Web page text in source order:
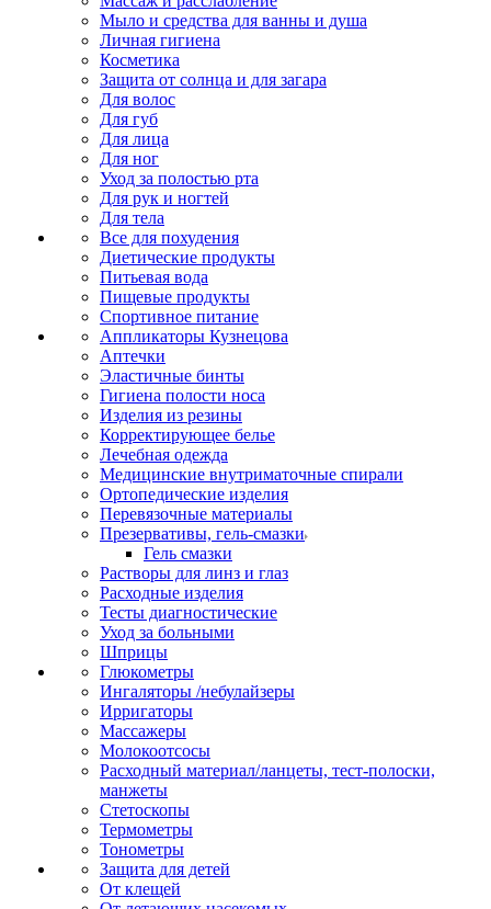
Мыло и средства для ванны и душа
Личная гигиена
Косметика
Защита от солнца и для загара
Для волос
Для губ
Для лица
Для ног
Уход за полостью рта
Для рук и ногтей
Для тела
Все для похудения
Диетические продукты
Питьевая вода
Пищевые продукты
Спортивное питание
Аппликаторы Кузнецова
Аптечки
Эластичные бинты
Гигиена полости носа
Изделия из резины
Корректирующее белье
Лечебная одежда
Медицинские внутриматочные спирали
Ортопедические изделия
Перевязочные материалы
Презервативы, гель-смазки
Гель смазки
Растворы для линз и глаз
Расходные изделия
Тесты диагностические
Уход за больными
Шприцы
Глюкометры
Ингаляторы /небулайзеры
Ирригаторы
Массажеры
Молокоотсосы
Расходный материал/ланцеты, тест-полоски,
манжеты
Стетоскопы
Термометры
Тонометры
Защита для детей
От клещей